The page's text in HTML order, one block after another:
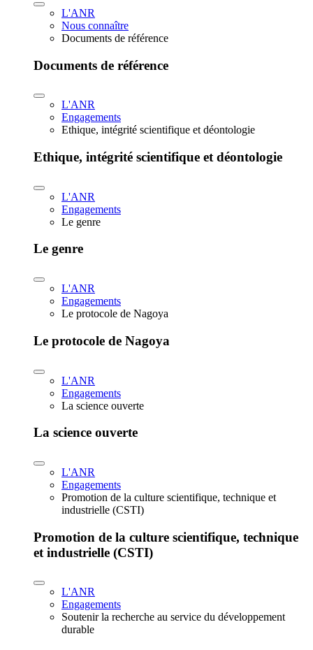
L'ANR
Nous connaître
Documents de référence
Documents de référence
L'ANR
Engagements
Ethique, intégrité scientifique et déontologie
Ethique, intégrité scientifique et déontologie
L'ANR
Engagements
Le genre
Le genre
L'ANR
Engagements
Le protocole de Nagoya
Le protocole de Nagoya
L'ANR
Engagements
La science ouverte
La science ouverte
L'ANR
Engagements
Promotion de la culture scientifique, technique et
industrielle (CSTI)
Promotion de la culture scientifique, technique
et industrielle (CSTI)
L'ANR
Engagements
Soutenir la recherche au service du développement
durable